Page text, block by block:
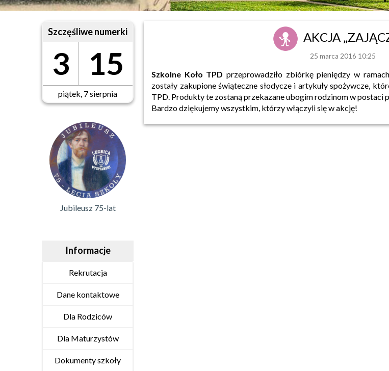
Szczęśliwe numerki
3 15
piątek, 7 sierpnia
Jubileusz 75-lat
Informacje
Rekrutacja
Dane kontaktowe
Dla Rodziców
Dla Maturzystów
Dokumenty szkoły
AKCJA
25 marca 2016 10:25
Szkolne Koło TPD przeprowadziło zbiórkę pieniędzy w
zostały zakupione świąteczne słodycze i artykuły spożywcze,
TPD. Produkty te zostaną przekazane ubogim rodzinom w postaci
Bardzo dziękujemy wszystkim, którzy włączyli się w akcję!